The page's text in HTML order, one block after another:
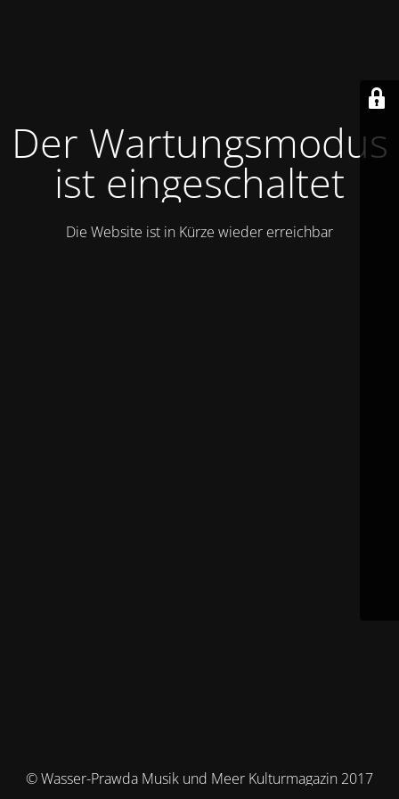
Der Wartungsmodus
ist eingeschaltet
Die Website ist in Kürze wieder erreichbar
© Wasser-Prawda Musik und Meer Kulturmagazin 2017